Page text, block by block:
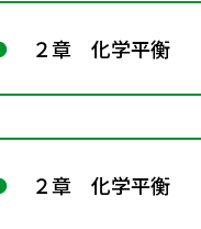
２章 化学平衡
２章 化学平衡